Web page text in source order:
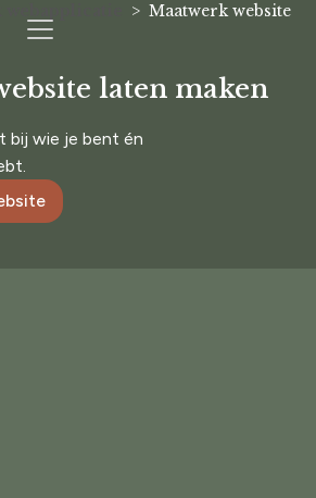
Maatwerk website
laten maken
bij wie je bent én